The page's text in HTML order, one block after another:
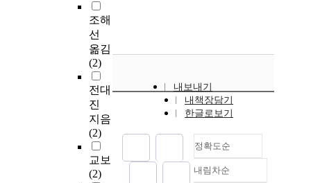
조해
선
옮김
(2)
전대
진
지음
(2)
교보
(2)
내보내기
내책장담기
한글로보기
정확도순
정확도
내림차순